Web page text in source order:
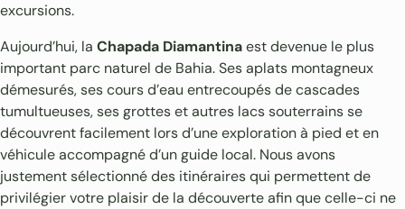
excursions.
Aujourd’hui, la Chapada Diamantinaest devenue le plus
important parc naturel de Bahia. Ses aplats montagneux
démesurés, ses cours d’eau entrecoupés de cascades
tumultueuses, ses grottes et autres lacs souterrains se
découvrent facilement lors d’une exploration à pied et en
véhicule accompagné d’un guide local. Nous avons
justement sélectionné des itinéraires qui permettent de
privilégier votre plaisir de la découverte afin que celle-ci ne